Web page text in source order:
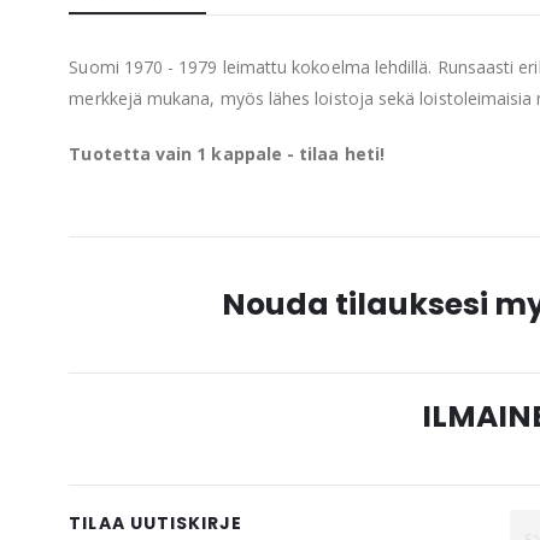
of
gallery
Suomi 1970 - 1979 leimattu kokoelma lehdillä. Runsaasti
merkkejä mukana, myös lähes loistoja sekä loistoleimaisia
Tuotetta vain 1 kappale - tilaa heti!
Nouda tilauksesi
TILAA UUTISKIRJE